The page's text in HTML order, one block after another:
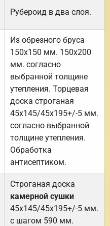
Рубероид в два слоя.
Из обрезного бруса
150х150 мм. 150х200
мм. согласно
выбранной толщине
утепления. Торцевая
доска строганая
45х145/45х195+/-5 мм.
согласно выбранной
толщине утепления.
Обработка
антисептиком.
Строганая доска
камерной сушки
45х145/45х195+/-5 мм.
с шагом 590 мм.